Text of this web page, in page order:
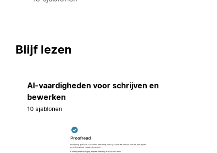
Blijf lezen
AI-vaardigheden voor schrijven en
bewerken
10 sjablonen